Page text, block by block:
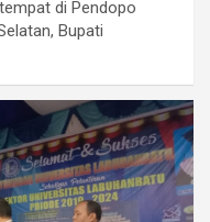
di Pendopo
Bupati